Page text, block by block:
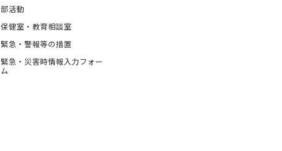
部活動
保健室・教育相談室
緊急・警報等の措置
緊急・災害時情報入力フォー
ム